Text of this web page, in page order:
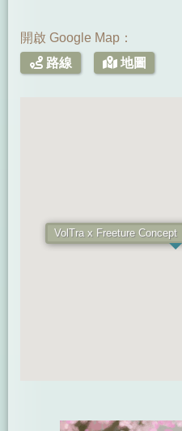
開啟 Google Map：
路線
地圖
VolTra x Freeture Concept